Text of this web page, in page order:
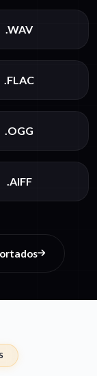
.WAV
.FLAC
.OGG
.AIFF